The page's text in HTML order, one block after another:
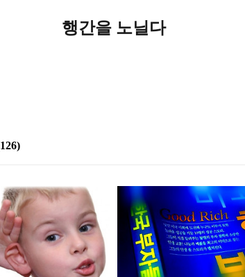
행간을 노닐다